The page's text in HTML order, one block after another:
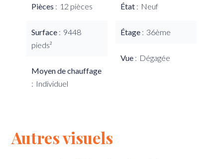
Pièces 12 pièces
Surface
9448
pieds²
Moyen de chauffage
Individuel
État Neuf
Étage 36ème
Vue Dégagée
Autres visuels